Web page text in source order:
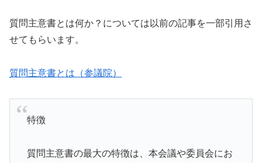
質問主意書とは何か？については以前の記事を一部引用さ
せてもらいます。
質問主意書とは（参議院）
特徴
質問主意書の最大の特徴は、本会議や委員会にお